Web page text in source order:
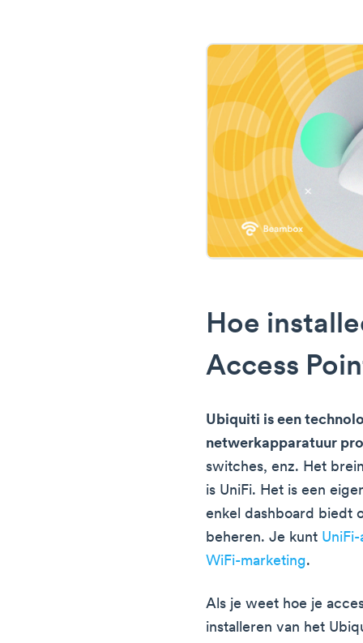
Hoe
Access
Ubiquiti is een
netwerkapparatuur
switches, enz. Het
is UniFi. Het is een
enkel dashboard biedt
beheren. Je kunt
WiFi-marketing.
Als je weet hoe je
installeren van het